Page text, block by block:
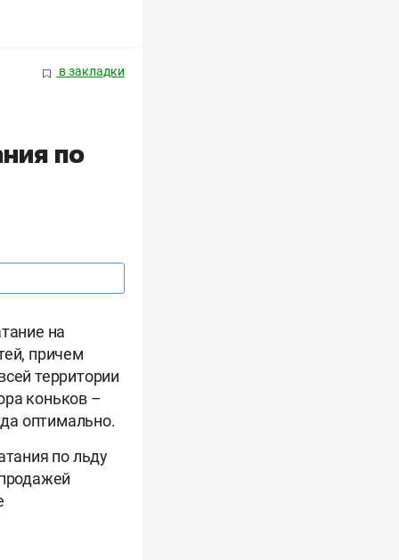
в закладки
по
на
причем
территории
коньков –
оптимально.
по льду